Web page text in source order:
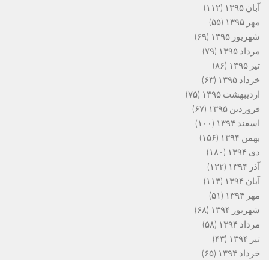
آبان ۱۳۹۵
(۱۱۲)
مهر ۱۳۹۵
(۵۵)
شهریور ۱۳۹۵
(۶۹)
مرداد ۱۳۹۵
(۷۹)
تیر ۱۳۹۵
(۸۶)
خرداد ۱۳۹۵
(۶۳)
اردیبهشت ۱۳۹۵
(۷۵)
فروردین ۱۳۹۵
(۶۷)
اسفند ۱۳۹۴
(۱۰۰)
بهمن ۱۳۹۴
(۱۵۶)
دی ۱۳۹۴
(۱۸۰)
آذر ۱۳۹۴
(۱۲۲)
آبان ۱۳۹۴
(۱۱۳)
مهر ۱۳۹۴
(۵۱)
شهریور ۱۳۹۴
(۶۸)
مرداد ۱۳۹۴
(۵۸)
تیر ۱۳۹۴
(۴۳)
خرداد ۱۳۹۴
(۶۵)